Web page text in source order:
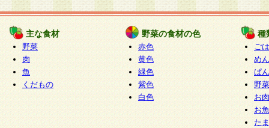
情報管理基準を満たす企業を選定して委託を行
が行われるよう監督します。
○開示対象個人情報の開示等および問い合わせ窓口
本人からの求めにより、当社が本件により取得
報の利用目的の通知・開示・内容の訂正・追加
停止・消去及び第三者への提供の禁止（以下、
といいます。）に応じます。
開示等に応じる窓口は以下になります。
主な食材
野菜
肉
魚
くだもの
野菜の食材の色
赤色
黄色
緑色
紫色
白色
種
ご
めん
ぱん
野
お
お
た